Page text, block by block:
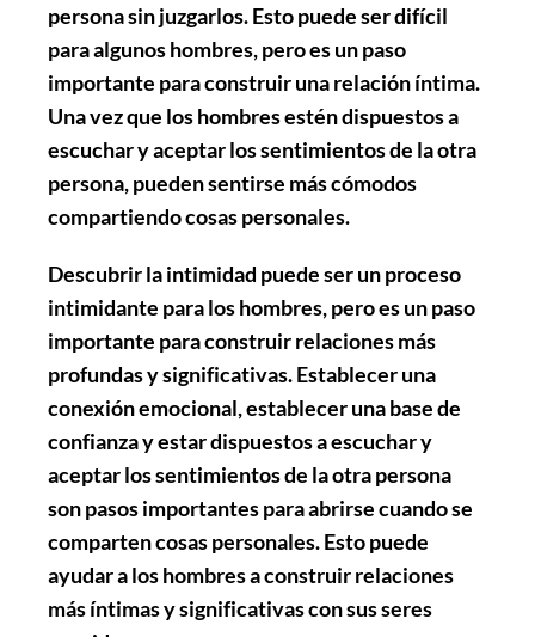
persona sin juzgarlos. Esto puede ser difícil
para algunos hombres, pero es un paso
importante para construir una relación íntima.
Una vez que los hombres estén dispuestos a
escuchar y aceptar los sentimientos de la otra
persona, pueden sentirse más cómodos
compartiendo cosas personales.
Descubrir la intimidad puede ser un proceso
intimidante para los hombres, pero es un paso
importante para construir relaciones más
profundas y significativas. Establecer una
conexión emocional, establecer una base de
confianza y estar dispuestos a escuchar y
aceptar los sentimientos de la otra persona
son pasos importantes para abrirse cuando se
comparten cosas personales. Esto puede
ayudar a los hombres a construir relaciones
más íntimas y significativas con sus seres